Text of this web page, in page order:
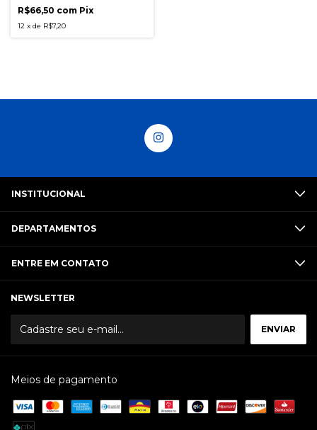
R$66,50 com Pix
12 x de R$7,20
INSTITUCIONAL
DEPARTAMENTOS
ENTRE EM CONTATO
NEWSLETTER
Meios de pagamento